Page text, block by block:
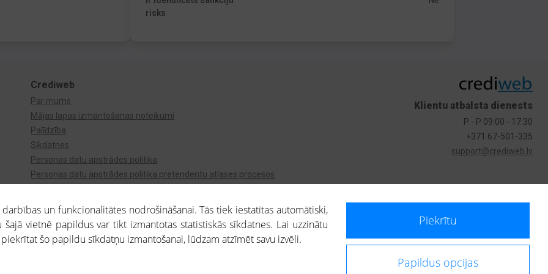
risks
Crediweb
Par mums
Mājas lapas izmantošanas noteikumi
Palīdzība
Sīkdatnes
Personas datu apstrādes politika
Personas datu apstrādes politika pretendentu atlases procesos
Klientu atbalsta dienests
P - P 09:00 - 17:30
+371 67-501-335
support@crediweb.lv
ietvaros saņemtajai informācijai ir uzziņas raksturs, un tai nav juridiska spēka. Portāla lietotājs, izmantojot portālā saņemto informāciju, ir atbildīgs par fizisko
un funkcionalitātes nodrošināšanai. Tās tiek iestatītas automātiski,
vietnē papildus var tikt izmantotas statistiskās sīkdatnes. Lai uzzinātu
piekrītat šo papildu sīkdatņu izmantošanai, lūdzam atzīmēt savu izvēli.
Piekrītu
Papildus opcijas